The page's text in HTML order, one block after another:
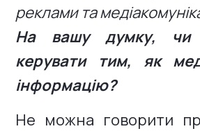
реклами та
На вашу думку, чи
керувати тим, як
інформацію?
Не можна говорити